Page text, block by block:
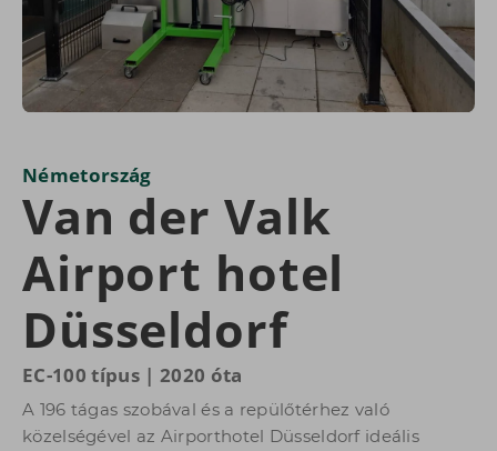
Németország
Van der Valk
Airport hotel
Düsseldorf
EC-100 típus | 2020 óta
A 196 tágas szobával és a repülőtérhez való
közelségével az Airporthotel Düsseldorf ideális